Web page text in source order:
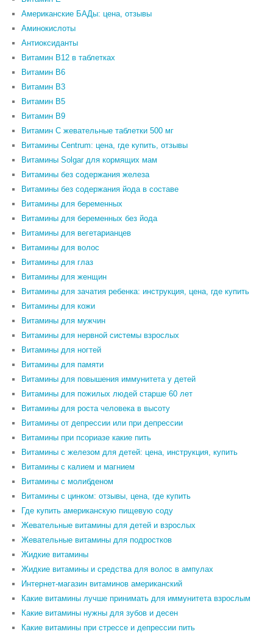
Американские БАДы: цена, отзывы
Аминокислоты
Антиоксиданты
Витамин B12 в таблетках
Витамин B6
Витамин В3
Витамин В5
Витамин В9
Витамин С жевательные таблетки 500 мг
Витамины Centrum: цена, где купить, отзывы
Витамины Solgar для кормящих мам
Витамины без содержания железа
Витамины без содержания йода в составе
Витамины для беременных
Витамины для беременных без йода
Витамины для вегетарианцев
Витамины для волос
Витамины для глаз
Витамины для женщин
Витамины для зачатия ребенка: инструкция, цена, где купить
Витамины для кожи
Витамины для мужчин
Витамины для нервной системы взрослых
Витамины для ногтей
Витамины для памяти
Витамины для повышения иммунитета у детей
Витамины для пожилых людей старше 60 лет
Витамины для роста человека в высоту
Витамины от депрессии или при депрессии
Витамины при псориазе какие пить
Витамины с железом для детей: цена, инструкция, купить
Витамины с калием и магнием
Витамины с молибденом
Витамины с цинком: отзывы, цена, где купить
Где купить американскую пищевую соду
Жевательные витамины для детей и взрослых
Жевательные витамины для подростков
Жидкие витамины
Жидкие витамины и средства для волос в ампулах
Интернет-магазин витаминов американский
Какие витамины лучше принимать для иммунитета взрослым
Какие витамины нужны для зубов и десен
Какие витамины при стрессе и депрессии пить